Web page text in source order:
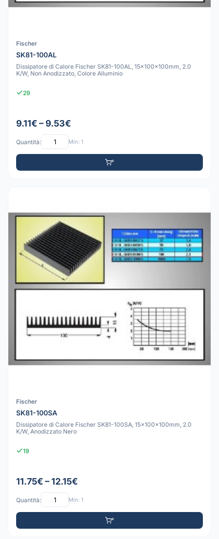
Fischer
SK81-100AL
Dissipatore di Calore Fischer SK81-100AL, 15x100x100mm, 2.0
K/W, Non Anodizzato, Colore Alluminio
29
9.11€ – 9.53€
Quantità: Min: 1
Fischer
SK81-100SA
Dissipatore di Calore Fischer SK81-100SA, 15x100x100mm, 2.0
K/W, Anodizzato Nero
19
11.75€ – 12.15€
Quantità: Min: 1